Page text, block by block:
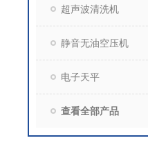
超声波清洗机
静音无油空压机
电子天平
查看全部产品